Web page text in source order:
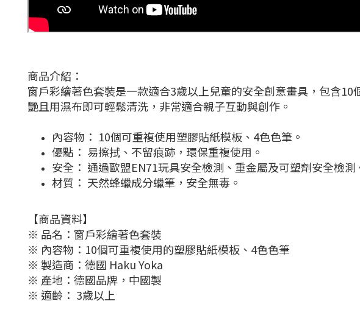
商品介紹：
窗戶彩繪著色套裝是一款適合3歲以上兒童的安全創意畫具，包含
艷且用濕布即可輕鬆清洗，非常適合親子互動與創作。
內容物： 10個可重複使用塑膠貼紙模板、4色色筆。
優點： 易擦拭、不留痕跡，環保重複使用。
安全： 通過歐盟EN71玩具安全檢測、重金屬及可塑劑安全檢測
材質： 天然蜂蠟成分蠟筆，安全無毒。
【商品資料】
※ 品名：窗戶彩繪著色套裝
※ 內容物：10個可重複使用的塑膠貼紙模板、4色色筆
※ 製造商：德國 Haku Yoka
※ 產地：德國品牌，中國製
※ 適齡： 3歲以上